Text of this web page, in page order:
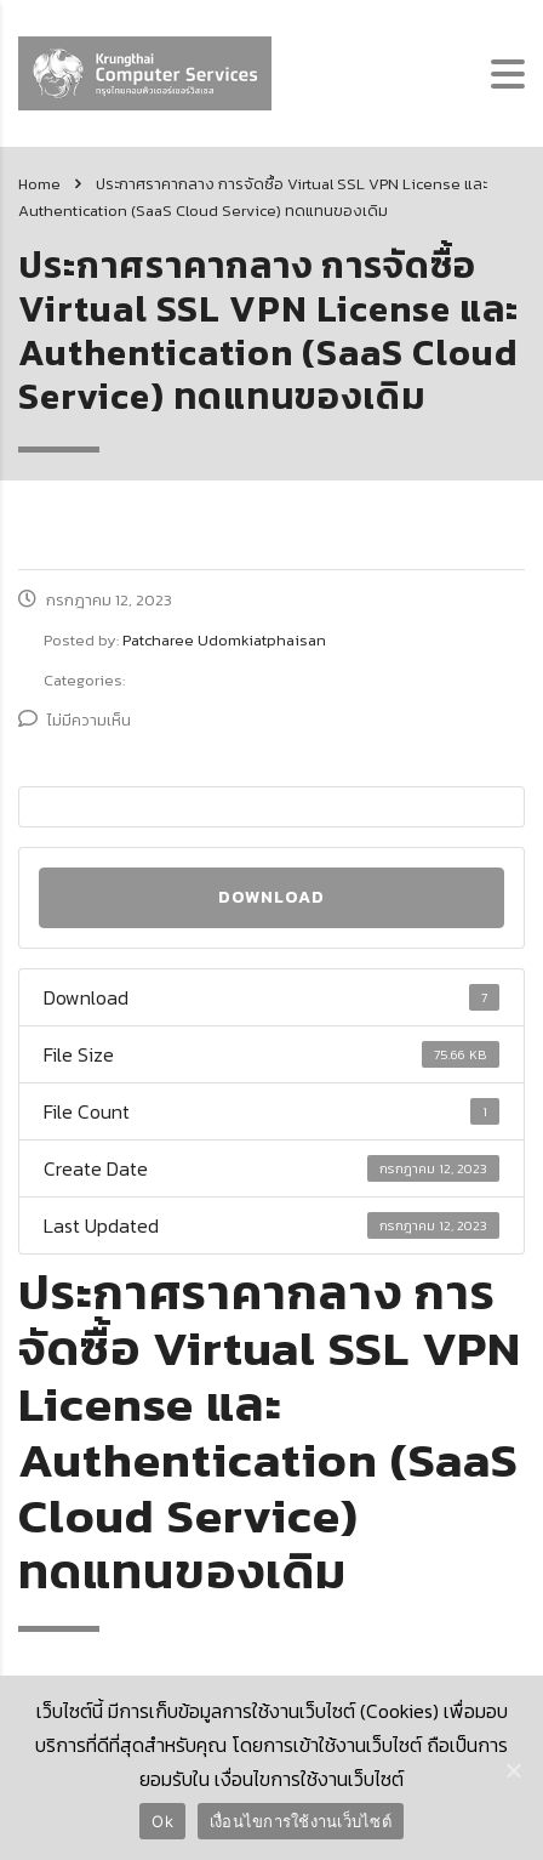
Home
ประกาศราคากลาง การจัดซื้อ Virtual SSL VPN License และ
Authentication (SaaS Cloud Service) ทดแทนของเดิม
ประกาศราคากลาง การจัดซื้อ
Virtual SSL VPN License และ
Authentication (SaaS Cloud
Service) ทดแทนของเดิม
กรกฎาคม 12, 2023
Posted by:Patcharee Udomkiatphaisan
Categories:
ไม่มีความเห็น
DOWNLOAD
Download 7
File Size 75.66 KB
File Count 1
Create Date กรกฎาคม 12, 2023
Last Updated กรกฎาคม 12, 2023
ประกาศราคากลาง การ
จัดซื้อ Virtual SSL VPN
License และ
Authentication (SaaS
Cloud Service)
ทดแทนของเดิม
© 2026 Krungthai Computer Services Co., Ltd. (KTCS)
เว็บไซต์นี้ มีการเก็บข้อมูลการใช้งานเว็บไซต์ (Cookies) เพื่อมอบ
บริการที่ดีที่สุดสำหรับคุณ โดยการเข้าใช้งานเว็บไซต์ ถือเป็นการ
ยอมรับใน เงื่อนไขการใช้งานเว็บไซต์
Ok เงื่อนไขการใช้งานเว็บไซต์